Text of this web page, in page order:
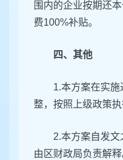
围内的企业按期还
费100%补贴。
四、其他
1.本方案在实施
整，按照上级政策执
2.本方案自发文
由区财政局负责解